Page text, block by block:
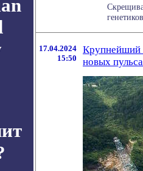
17.04.2024
15:50
Крупнейший
новых